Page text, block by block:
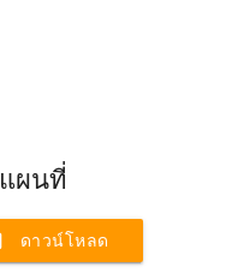
ผนที่
ดาวน์โหลด